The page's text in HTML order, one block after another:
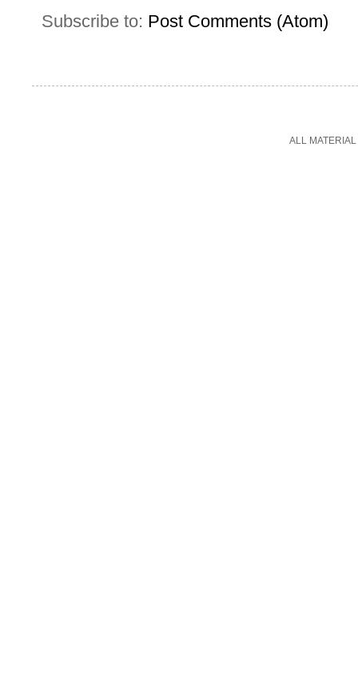
Subscribe to: Post Comments (Atom)
ALL